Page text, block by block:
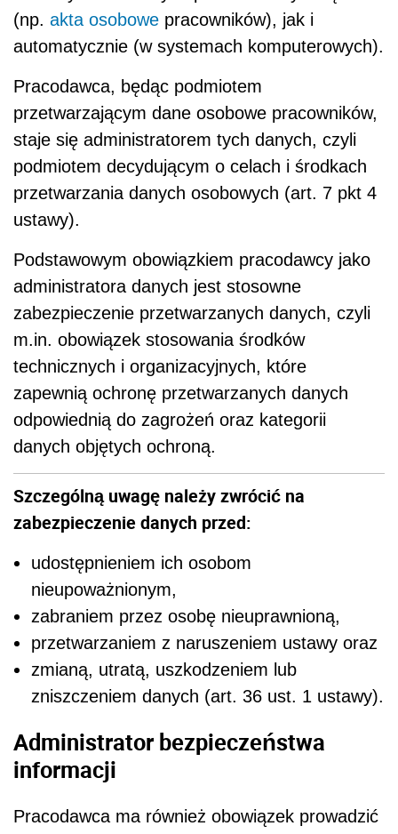
(np. akta osobowe pracowników), jak i
automatycznie (w systemach komputerowych).
Pracodawca, będąc podmiotem
przetwarzającym dane osobowe pracowników,
staje się administratorem tych danych, czyli
podmiotem decydującym o celach i środkach
przetwarzania danych osobowych (art. 7 pkt 4
ustawy).
Podstawowym obowiązkiem pracodawcy jako
administratora danych jest stosowne
zabezpieczenie przetwarzanych danych, czyli
m.in. obowiązek stosowania środków
technicznych i organizacyjnych, które
zapewnią ochronę przetwarzanych danych
odpowiednią do zagrożeń oraz kategorii
danych objętych ochroną.
Szczególną uwagę należy zwrócić na
zabezpieczenie danych przed:
udostępnieniem ich osobom
nieupoważnionym,
zabraniem przez osobę nieuprawnioną,
przetwarzaniem z naruszeniem ustawy oraz
zmianą, utratą, uszkodzeniem lub
zniszczeniem danych (art. 36 ust. 1 ustawy).
Administrator bezpieczeństwa
informacji
Pracodawca ma również obowiązek prowadzić